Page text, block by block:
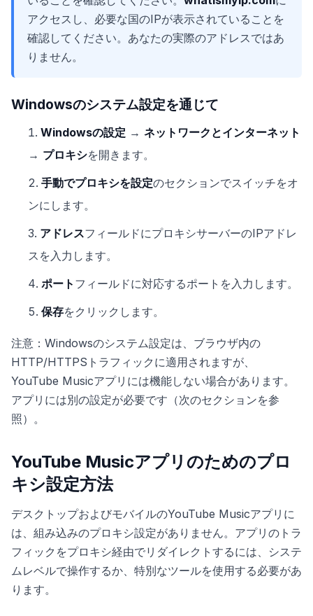
アクセスし、必要な国のIPが表示されていることを
確認してください。あなたの実際のアドレスではあ
りません。
Windowsのシステム設定を通じて
Windowsの設定 → ネットワークとインターネット
→ プロキシを開きます。
手動でプロキシを設定のセクションでスイッチをオ
ンにします。
アドレスフィールドにプロキシサーバーのIPアドレ
スを入力します。
ポート フィールドに対応するポートを入力します。
保存をクリックします。
注意：Windowsのシステム設定は、ブラウザ内の
HTTP/HTTPSトラフィックに適用されますが、
YouTube Musicアプリには機能しない場合があります。
アプリには別の設定が必要です（次のセクションを参
照）。
YouTube Musicアプリのためのプロ
キシ設定方法
デスクトップおよびモバイルのYouTube Musicアプリに
は、組み込みのプロキシ設定がありません。アプリのトラ
フィックをプロキシ経由でリダイレクトするには、システ
ムレベルで操作するか、特別なツールを使用する必要があ
ります。